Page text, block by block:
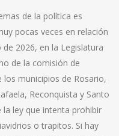
de la política es
pocas veces en relación
2026, en la Legislatura
de la comisión de
los municipios de Rosario,
Reconquista y Santo
ley que intenta prohibir
o trapitos. Si hay